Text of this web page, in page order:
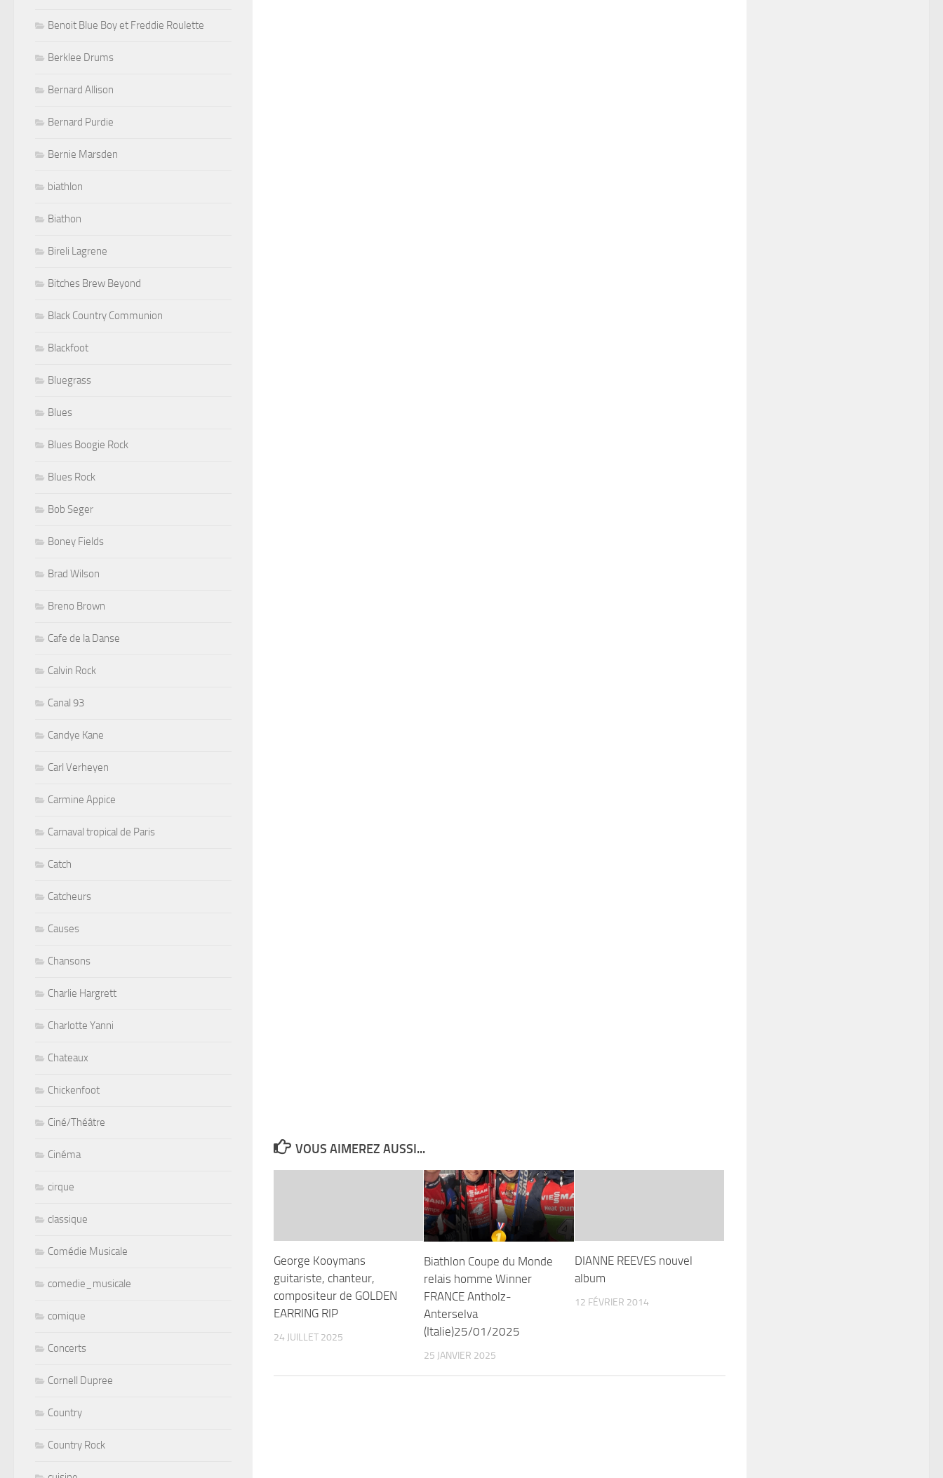
VOUS AIMEREZ AUSSI...
George Kooymans
guitariste, chanteur,
compositeur de GOLDEN
EARRING RIP
24 JUILLET 2025
Biathlon Coupe du Monde
relais homme Winner
FRANCE Antholz-
Anterselva
(Italie)25/01/2025
25 JANVIER 2025
DIANNE REEVES nouvel
album
12 FÉVRIER 2014
Benoit Blue Boy et Freddie Roulette
Berklee Drums
Bernard Allison
Bernard Purdie
Bernie Marsden
biathlon
Biathon
Bireli Lagrene
Bitches Brew Beyond
Black Country Communion
Blackfoot
Bluegrass
Blues
Blues Boogie Rock
Blues Rock
Bob Seger
Boney Fields
Brad Wilson
Breno Brown
Cafe de la Danse
Calvin Rock
Canal 93
Candye Kane
Carl Verheyen
Carmine Appice
Carnaval tropical de Paris
Catch
Catcheurs
Causes
Chansons
Charlie Hargrett
Charlotte Yanni
Chateaux
Chickenfoot
Ciné/Théâtre
Cinéma
cirque
classique
Comédie Musicale
comedie_musicale
comique
Concerts
Cornell Dupree
Country
Country Rock